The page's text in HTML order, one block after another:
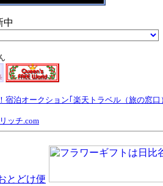
中
宿泊オークション｢楽天トラベル（旅の窓口
ッチ.com